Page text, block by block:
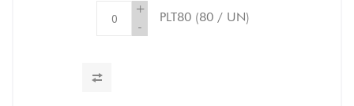
+
-
PLT80 (80 / UN)